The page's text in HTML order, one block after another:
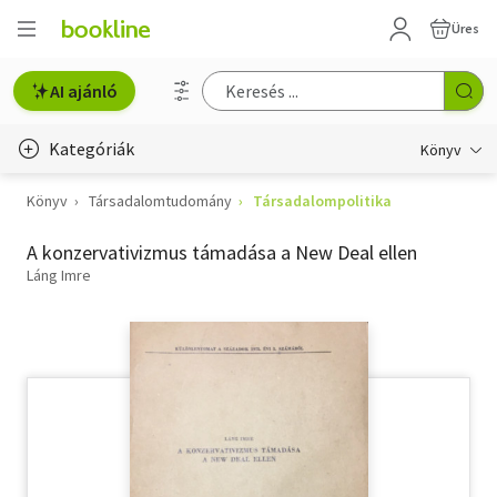
Üres
AI ajánló
Kategóriák Könyv
Életmód, egészség
Erotika
Könyv Társadalomtudomány Társadalompolitika
A konzervativizmus támadása a New Deal ellen
Láng Imre